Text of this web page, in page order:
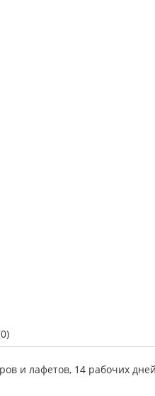
и лафетов, 14 рабочих дней